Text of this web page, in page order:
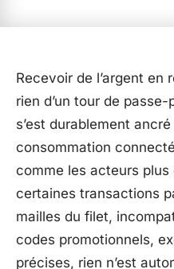
Recevoir de l’argent en
rien d’un tour de
s’est durablement
consommation
comme les acteurs
certaines transactions
mailles du filet,
codes promotionnels,
précises, rien n’est